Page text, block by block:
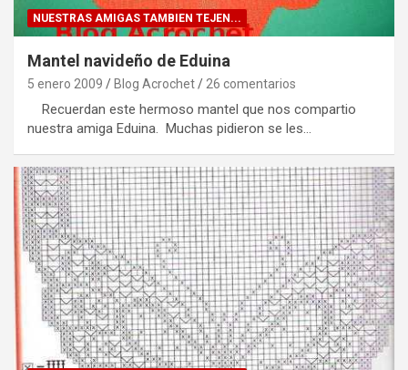
NUESTRAS AMIGAS TAMBIEN TEJEN...
Mantel navideño de Eduina
5 enero 2009 Blog Acrochet 26 comentarios
Recuerdan este hermoso mantel que nos compartio
nuestra amiga Eduina. Muchas pidieron se les…